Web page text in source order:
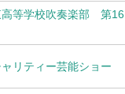
高等学校吹奏楽部 第16
リティー芸能ショー